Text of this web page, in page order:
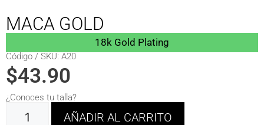
MACA GOLD
18k Gold Plating
Código / SKU: A20
$43.90
¿Conoces tu talla?
AÑADIR AL CARRITO